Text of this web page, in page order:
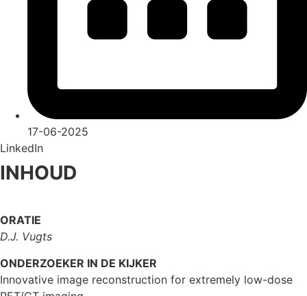
17-06-2025
LinkedIn
INHOUD
ORATIE
D.J. Vugts
ONDERZOEKER IN DE KIJKER
Innovative image reconstruction for extremely low-dose